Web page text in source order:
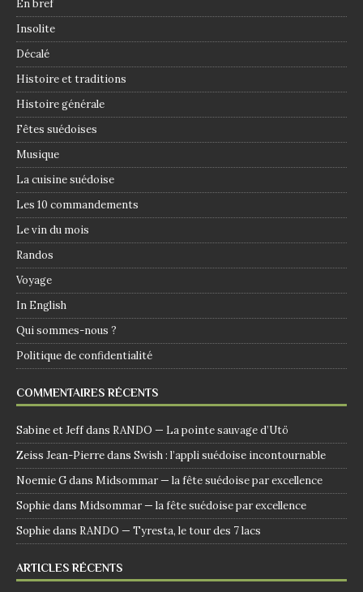
En bref
Insolite
Décalé
Histoire et traditions
Histoire générale
Fêtes suédoises
Musique
La cuisine suédoise
Les 10 commandements
Le vin du mois
Randos
Voyage
In English
Qui sommes-nous ?
Politique de confidentialité
COMMENTAIRES RÉCENTS
Sabine et Jeffdans RANDO — La pointe sauvage d’Utö
Zeiss Jean-Pierredans Swish : l’appli suédoise incontournable
Noemie Gdans Midsommar — la fête suédoise par excellence
Sophiedans Midsommar — la fête suédoise par excellence
Sophiedans RANDO — Tyresta, le tour des 7 lacs
ARTICLES RÉCENTS